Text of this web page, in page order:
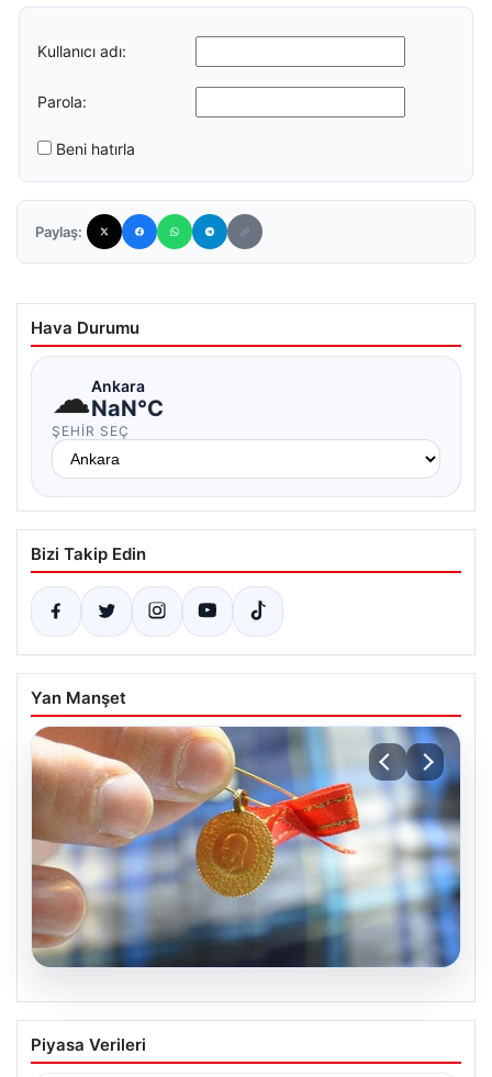
Kullanıcı adı:
Parola:
Beni hatırla
Paylaş:
Hava Durumu
☁Ankara
NaN°C
ŞEHIR SEÇ
Bizi Takip Edin
Yan Manşet
05.08.2026
Altın fiyatları canlı 8 Nisan 2026: Altın
fiyatları ne kadar oldu? Gram, çeyrek,
Piyasa Verileri